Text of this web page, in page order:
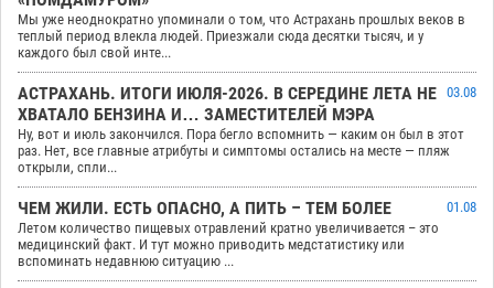
Мы уже неоднократно упоминали о том, что Астрахань прошлых веков в
теплый период влекла людей. Приезжали сюда десятки тысяч, и у
каждого был свой инте...
АСТРАХАНЬ. ИТОГИ ИЮЛЯ-2026. В СЕРЕДИНЕ ЛЕТА НЕ
ХВАТАЛО БЕНЗИНА И… ЗАМЕСТИТЕЛЕЙ МЭРА
03.08
Ну, вот и июль закончился. Пора бегло вспомнить — каким он был в этот
раз. Нет, все главные атрибуты и симптомы остались на месте — пляж
открыли, спли...
ЧЕМ ЖИЛИ. ЕСТЬ ОПАСНО, А ПИТЬ – ТЕМ БОЛЕЕ
01.08
Летом количество пищевых отравлений кратно увеличивается – это
медицинский факт. И тут можно приводить медстатистику или
вспоминать недавнюю ситуацию ...